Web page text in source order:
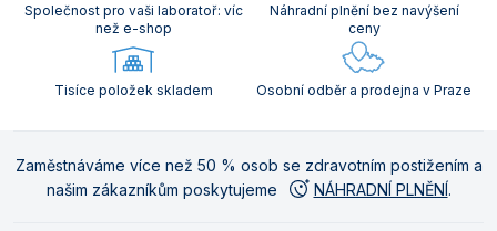
Společnost pro vaši laboratoř: víc
než e-shop
Náhradní plnění bez navýšení
ceny
Tisíce položek skladem Osobní odběr a prodejna v Praze
Zaměstnáváme více než 50 % osob se zdravotním postižením a
našim zákazníkům poskytujeme
NÁHRADNÍ PLNĚNÍ.